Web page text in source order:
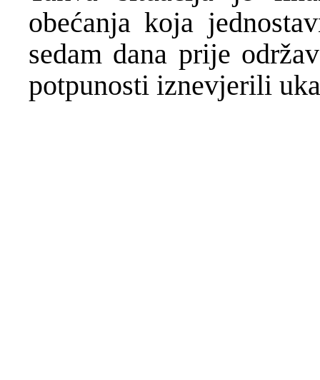
obećanja koja
sedam dana prije
potpunosti iznevjerili